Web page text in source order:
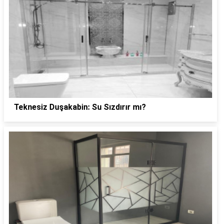
Teknesiz Duşakabin: Su Sızdırır mı?